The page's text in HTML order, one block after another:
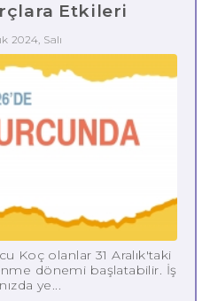
Etkileri
2024, Salı
Koç olanlar 31 Aralık'taki
dönemi başlatabilir. İş
ye...